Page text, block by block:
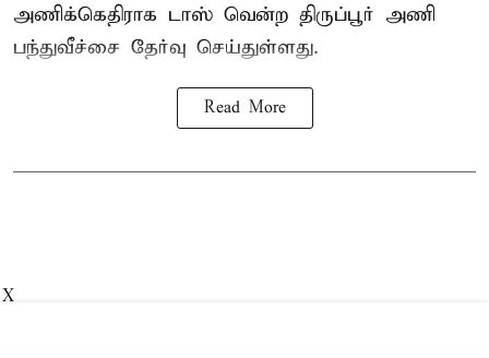
அணிக்கெதிராக டாஸ் வென்ற திருப்பூர் அணி
பந்துவீச்சை தேர்வு செய்துள்ளது.
Read More
X